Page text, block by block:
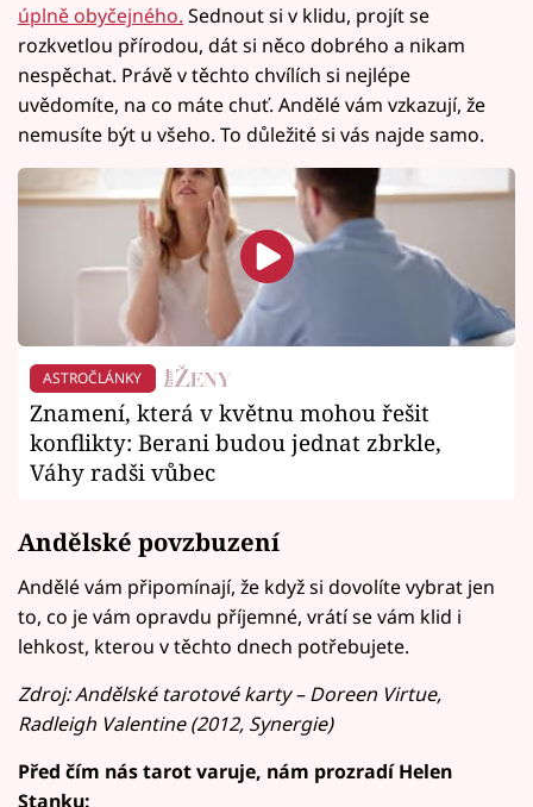
úplně obyčejného. Sednout si v klidu, projít se
rozkvetlou přírodou, dát si něco dobrého a nikam
nespěchat. Právě v těchto chvílích si nejlépe
uvědomíte, na co máte chuť. Andělé vám vzkazují, že
nemusíte být u všeho. To důležité si vás najde samo.
ASTROČLÁNKY
Znamení, která v květnu mohou řešit
konflikty: Berani budou jednat zbrkle,
Váhy radši vůbec
Andělské povzbuzení
Andělé vám připomínají, že když si dovolíte vybrat jen
to, co je vám opravdu příjemné, vrátí se vám klid i
lehkost, kterou v těchto dnech potřebujete.
Zdroj: Andělské tarotové karty – Doreen Virtue,
Radleigh Valentine (2012, Synergie)
Před čím nás tarot varuje, nám prozradí Helen
Stanku: